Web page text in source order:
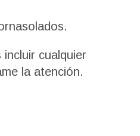
incluir cualquier
la atención.